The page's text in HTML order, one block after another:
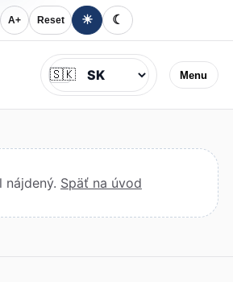
A+ Reset ☀ ☾
Menu
Jazyk
🇸🇰
nájdený. Späť na úvod